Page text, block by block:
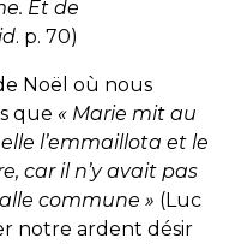
Et de
. p. 70)
Noël où nous
que « Marie mit au
l’emmaillota et le
car il n’y avait pas
commune » (Luc
notre ardent désir